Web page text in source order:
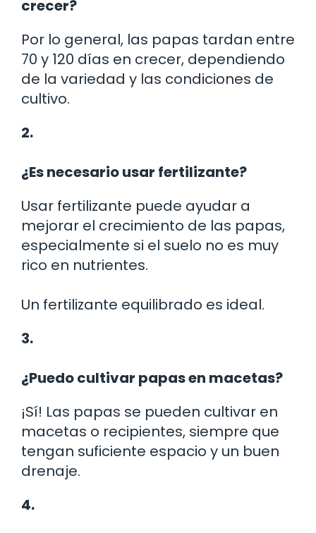
crecer?
Por lo general, las papas tardan entre
70 y 120 días en crecer, dependiendo
de la variedad y las condiciones de
cultivo.
2.
¿Es necesario usar fertilizante?
Usar fertilizante puede ayudar a
mejorar el crecimiento de las papas,
especialmente si el suelo no es muy
rico en nutrientes.
Un fertilizante equilibrado es ideal.
3.
¿Puedo cultivar papas en macetas?
¡Sí! Las papas se pueden cultivar en
macetas o recipientes, siempre que
tengan suficiente espacio y un buen
drenaje.
4.